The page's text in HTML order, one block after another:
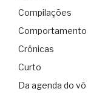
Compilações
Comportamento
Crônicas
Curto
Da agenda do vô